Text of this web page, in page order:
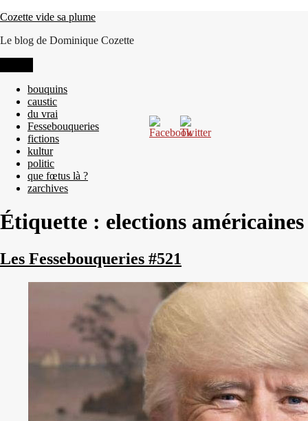
Aller
contenu
Cozette vide sa plume
Le blog de Dominique Cozette
bouquins
caustic
du vrai
Fessebouqueries
fictions
kultur
politic
que fœtus là ?
zarchives
Étiquette : elections américaines
Les Fessebouqueries #521